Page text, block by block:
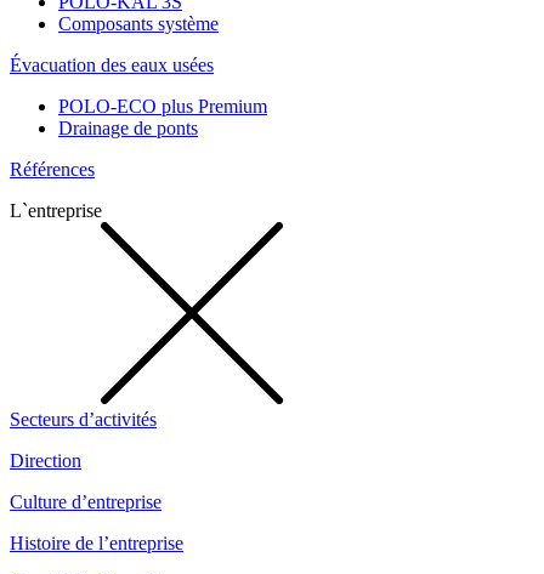
Composants système
Évacuation des eaux usées
POLO-ECO plus Premium
Drainage de ponts
Références
L`entreprise
Secteurs d’activités
Direction
Culture d’entreprise
Histoire de l’entreprise